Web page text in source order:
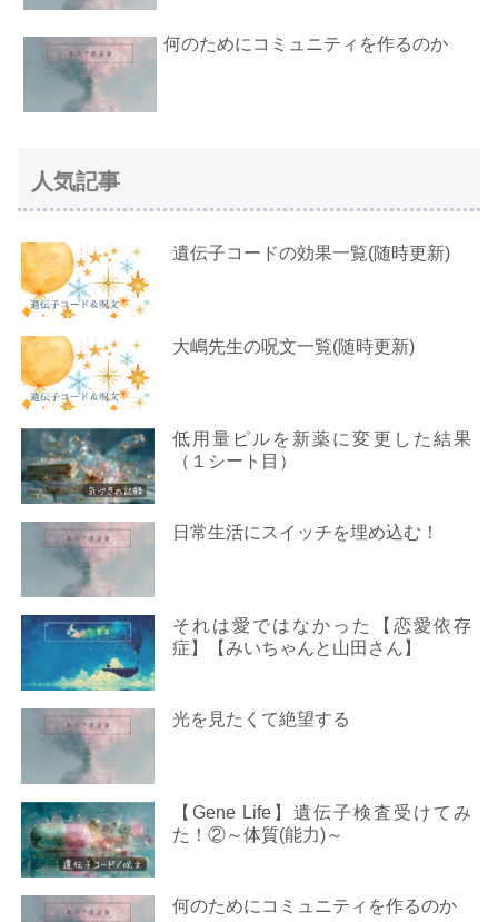
何のためにコミュニティを作るのか
人気記事
遺伝子コードの効果一覧(随時更新)
大嶋先生の呪文一覧(随時更新)
低用量ピルを新薬に変更した結果
（１シート目）
日常生活にスイッチを埋め込む！
それは愛ではなかった【恋愛依存
症】【みいちゃんと山田さん】
光を見たくて絶望する
【Gene Life】遺伝子検査受けてみ
た！②～体質(能力)～
何のためにコミュニティを作るのか